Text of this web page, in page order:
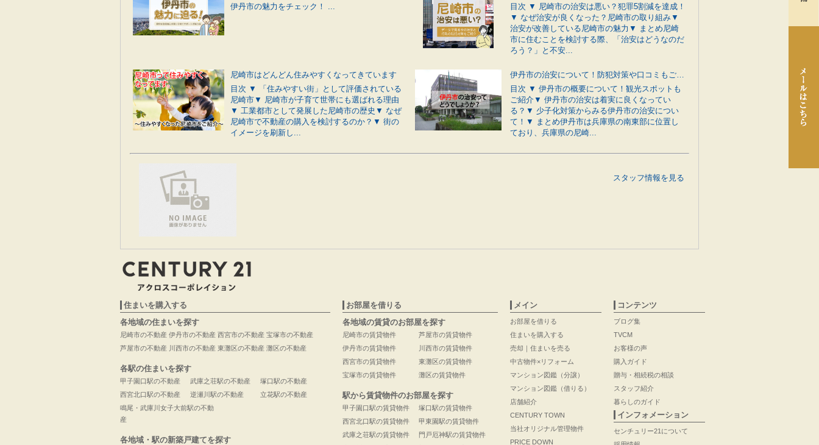
伊丹市の魅力をチェック！ ...
目次 ▼ 尼崎市の治安は悪い？犯罪5割減を達成！
▼ なぜ治安が良くなった？尼崎市の取り組み▼
治安が改善している尼崎市の魅力▼ まとめ尼崎
市に住むことを検討する際、「治安はどうなのだ
ろう？」と不安...
尼崎市はどんどん住みやすくなってきています
目次 ▼ 「住みやすい街」として評価されている
尼崎市▼ 尼崎市が子育て世帯にも選ばれる理由
▼ 工業都市として発展した尼崎市の歴史▼ なぜ
尼崎市で不動産の購入を検討するのか？▼ 街の
イメージを刷新し...
伊丹市の治安について！防犯対策や口コミもご紹介
目次 ▼ 伊丹市の概要について！観光スポットも
ご紹介▼ 伊丹市の治安は着実に良くなってい
る？▼ 少子化対策からみる伊丹市の治安につい
て！▼ まとめ伊丹市は兵庫県の南東部に位置し
ており、兵庫県の尼崎...
スタッフ情報を見る
住まいを購入する
各地域の住まいを探す
尼崎市の不動産
芦屋市の不動産
伊丹市の不動産
川西市の不動産
西宮市の不動産
東灘区の不動産
宝塚市の不動産
灘区の不動産
各駅の住まいを探す
甲子園口駅の不動産
西宮北口駅の不動産
武庫之荘駅の不動産
逆瀬川駅の不動産
塚口駅の不動産
立花駅の不動産
鳴尾・武庫川女子大前駅の不動
産
各地域・駅の新築戸建てを探す
お部屋を借りる
各地域の賃貸のお部屋を探す
尼崎市の賃貸物件
伊丹市の賃貸物件
西宮市の賃貸物件
宝塚市の賃貸物件
芦屋市の賃貸物件
川西市の賃貸物件
東灘区の賃貸物件
灘区の賃貸物件
駅から賃貸物件のお部屋を探す
甲子園口駅の賃貸物件
西宮北口駅の賃貸物件
武庫之荘駅の賃貸物件
塚口駅の賃貸物件
甲東園駅の賃貸物件
門戸厄神駅の賃貸物件
メイン
お部屋を借りる
住まいを購入する
売却｜住まいを売る
中古物件×リフォーム
マンション図鑑（分譲）
マンション図鑑（借りる）
店舗紹介
CENTURY TOWN
当社オリジナル管理物件
PRICE DOWN
コンテンツ
ブログ集
TVCM
お客様の声
購入ガイド
贈与・相続税の相談
スタッフ紹介
暮らしのガイド
インフォメーション
センチュリー21について